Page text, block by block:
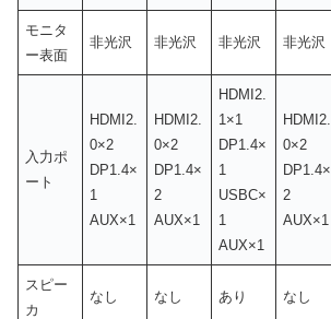
モニタ
ー表面
非光沢 非光沢 非光沢 非光沢
入力ポ
ート
HDMI2.
0×2
DP1.4×
1
AUX×1
HDMI2.
0×2
DP1.4×
2
AUX×1
HDMI2.
1×1
DP1.4×
1
USBC×
1
AUX×1
HDMI2.
0×2
DP1.4×
2
AUX×1
スピー
カ
なし なし あり なし